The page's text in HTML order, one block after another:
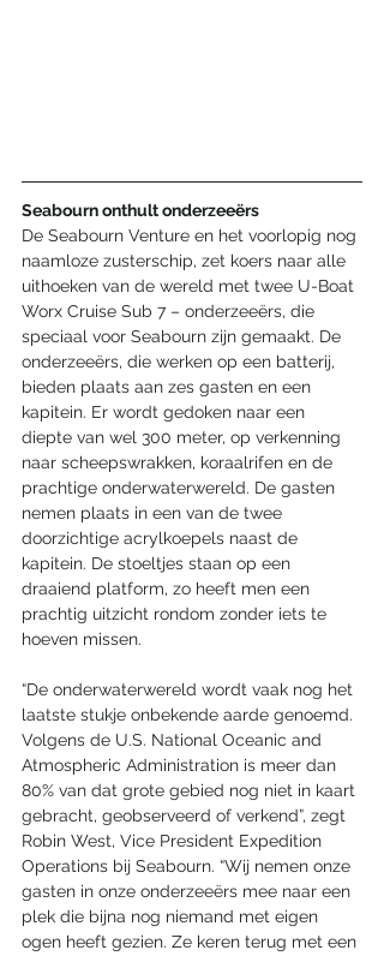
Seabourn onthult onderzeeërs
De Seabourn Venture en het voorlopig nog
naamloze zusterschip, zet koers naar alle
uithoeken van de wereld met twee U-Boat
Worx Cruise Sub 7 – onderzeeërs, die
speciaal voor Seabourn zijn gemaakt. De
onderzeeërs, die werken op een batterij,
bieden plaats aan zes gasten en een
kapitein. Er wordt gedoken naar een
diepte van wel 300 meter, op verkenning
naar scheepswrakken, koraalrifen en de
prachtige onderwaterwereld. De gasten
nemen plaats in een van de twee
doorzichtige acrylkoepels naast de
kapitein. De stoeltjes staan op een
draaiend platform, zo heeft men een
prachtig uitzicht rondom zonder iets te
hoeven missen.
“De onderwaterwereld wordt vaak nog het
laatste stukje onbekende aarde genoemd.
Volgens de U.S. National Oceanic and
Atmospheric Administration is meer dan
80% van dat grote gebied nog niet in kaart
gebracht, geobserveerd of verkend”, zegt
Robin West, Vice President Expedition
Operations bij Seabourn. “Wij nemen onze
gasten in onze onderzeeërs mee naar een
plek die bijna nog niemand met eigen
ogen heeft gezien. Ze keren terug met een